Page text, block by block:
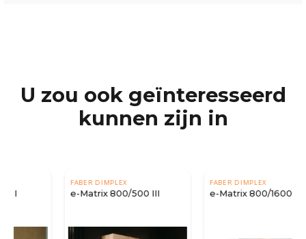
U zou ook geïnteresseerd
kunnen zijn in
FABER DIMPLEX
e-Matrix 800/500 III
FABER DIMPLEX
e-Matrix 800/1600 ST